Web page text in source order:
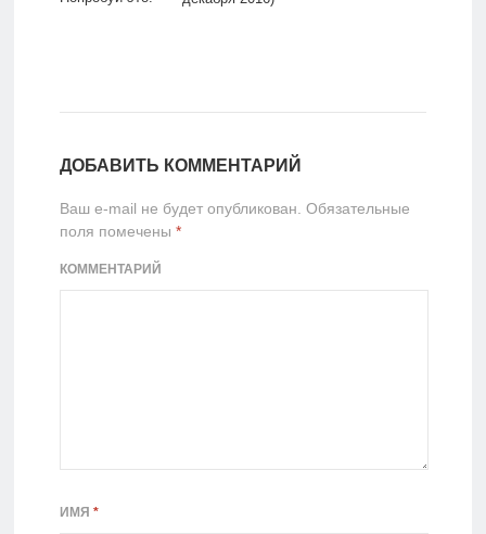
ДОБАВИТЬ КОММЕНТАРИЙ
Ваш e-mail не будет опубликован. Обязательные
поля помечены *
КОММЕНТАРИЙ
ИМЯ *